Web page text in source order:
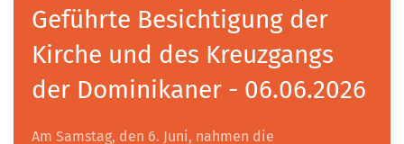
Geführte Besichtigung der
Kirche und des Kreuzgangs
der Dominikaner - 06.06.2026
Am Samstag, den 6. Juni, nahmen die